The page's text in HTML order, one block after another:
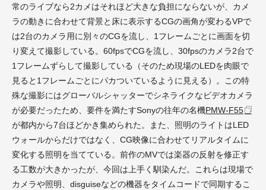
常のライブなら2カメはそれほど大きな負担にならないが、カメ
ラの動きに合わせて背景と床に表示するCGの画角が変わるVPで
は2台のカメラ用に別々のCGを流し、1フレームごとに画面を切
り変えて撮影している。60fpsでCGを流し、30fpsのカメラ2台で
1フレームずらして撮影している（そのため現場のLEDを肉眼で
見ると1フレームごとにパカついているように見える）。この特
殊な撮影にはグローバルシャッターでシネライクなビデオカメラ
が必要だったため、要件を満たすSonyの往年の名機PMW-F55
が都内から7台ほどかき集められた。また、照明のライトはLED
ウォールからだけではなく、CG映像に合わせてリアルタイムに
変化する照明を当てている。前作のMVでは楽器の反射を修正す
る工数が大きかったが、今回は上手く馴染んだ。これらは現場で
カメラや照明、disguiseなどの機器をタイムコードで同期するこ